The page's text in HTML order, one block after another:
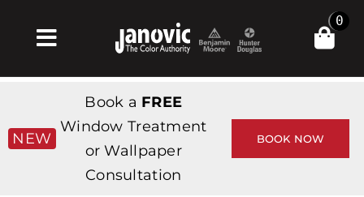
Toggle
Navigation
Products & Services
Магазин
0
NEW
Book a FREE
Window Treatment
or Wallpaper
Consultation
BOOK NOW